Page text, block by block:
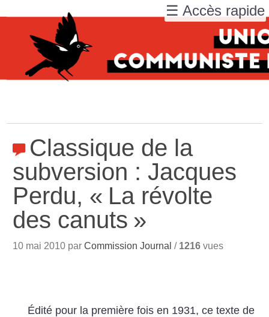
Classique de la
subversion : Jacques
Perdu, « La révolte
des canuts »
10 mai 2010 parCommission Journal / 1216 vues
Édité pour la première fois en 1931, ce texte de
☰ Accès rapide